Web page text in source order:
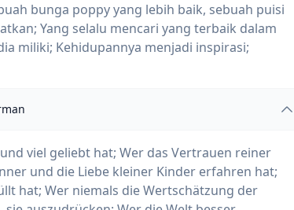
bunga poppy yang lebih baik, sebuah puisi
Yang selalu mencari yang terbaik dalam
miliki; Kehidupannya menjadi inspirasi;
viel geliebt hat; Wer das Vertrauen reiner
und die Liebe kleiner Kinder erfahren hat;
hat; Wer niemals die Wertschätzung der